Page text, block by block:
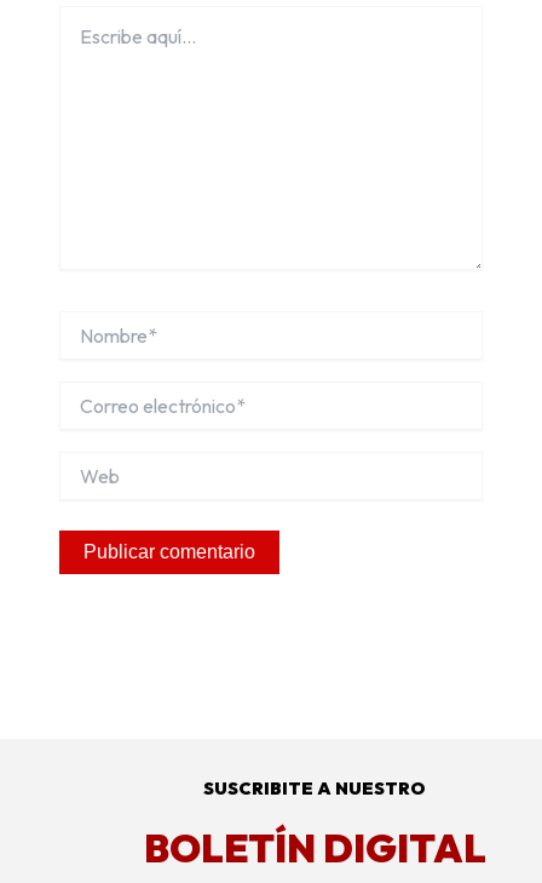
aquí...
electrónico*
SUSCRIBITE A NUESTRO
BOLETÍN DIGITAL